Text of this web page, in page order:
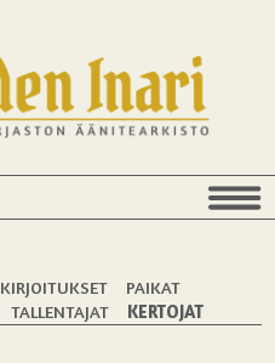
KIRJOITUKSET
PAIKAT
TALLENTAJAT KERTOJAT